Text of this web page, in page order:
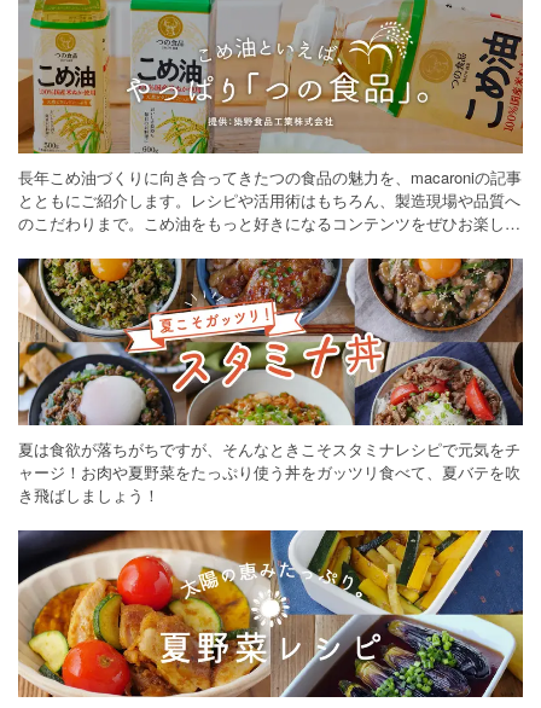
長年こめ油づくりに向き合ってきたつの食品の魅力を、macaroniの記事
とともにご紹介します。レシピや活用術はもちろん、製造現場や品質へ
のこだわりまで。こめ油をもっと好きになるコンテンツをぜひお楽しみ
夏は食欲が落ちがちですが、そんなときこそスタミナレシピで元気をチ
ャージ！お肉や夏野菜をたっぷり使う丼をガッツリ食べて、夏バテを吹
き飛ばしましょう！